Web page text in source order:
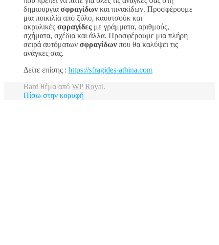
δημιουργία σφραγίδων και πινακίδων. Προσφέρουμε
μια ποικιλία από ξύλο, καουτσούκ και
ακρυλικές σφραγίδες με γράμματα, αριθμούς,
σχήματα, σχέδια και άλλα. Προσφέρουμε μια πλήρη
σειρά αυτόματων σφραγίδων που θα καλύψει τις
ανάγκες σας.
Δείτε επίσης : https://sfragides-athina.com
Bard θέμα από WP Royal.
Πίσω στην κορυφή